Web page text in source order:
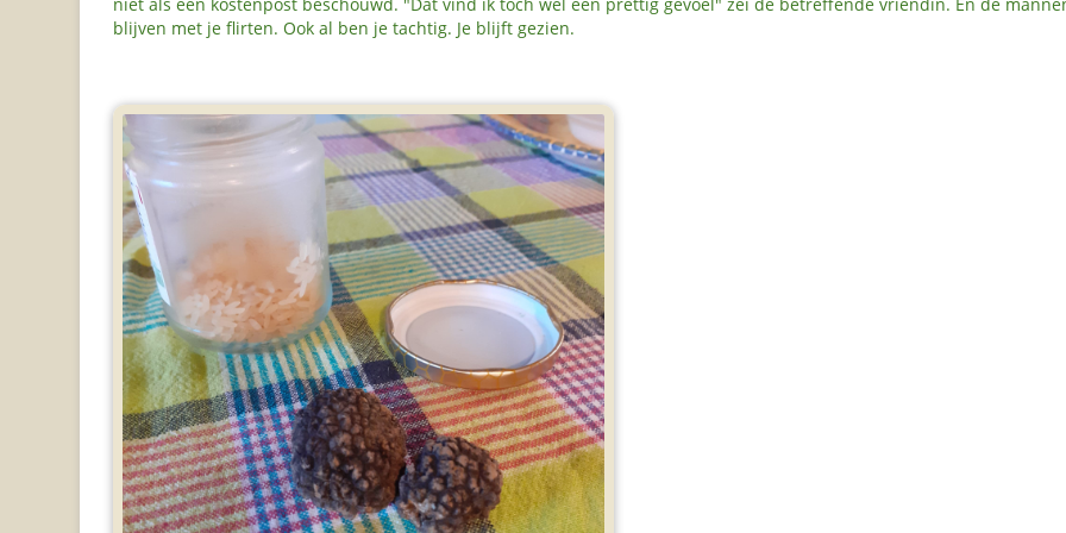
blijven met je flirten. Ook al ben je tachtig. Je blijft gezien.